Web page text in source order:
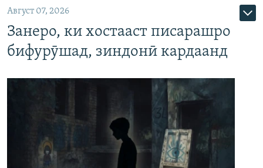
Август 07, 2026
Занеро, ки хостааст писарашро
бифурӯшад, зиндонӣ кардаанд